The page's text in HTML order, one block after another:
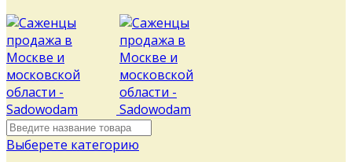
Выберете категорию